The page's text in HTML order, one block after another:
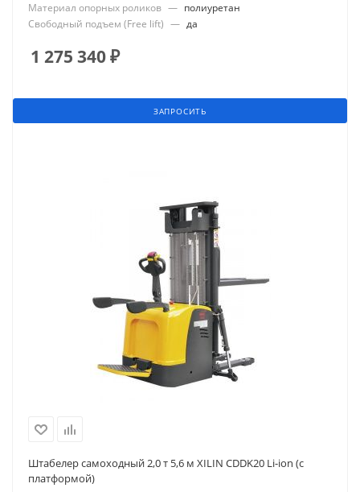
Материал опорных роликов — полиуретан
Свободный подъем (Free lift) — да
1 275 340₽
ЗАПРОСИТЬ
Штабелер самоходный 2,0 т 5,6 м XILIN CDDK20 Li-ion (с
платформой)